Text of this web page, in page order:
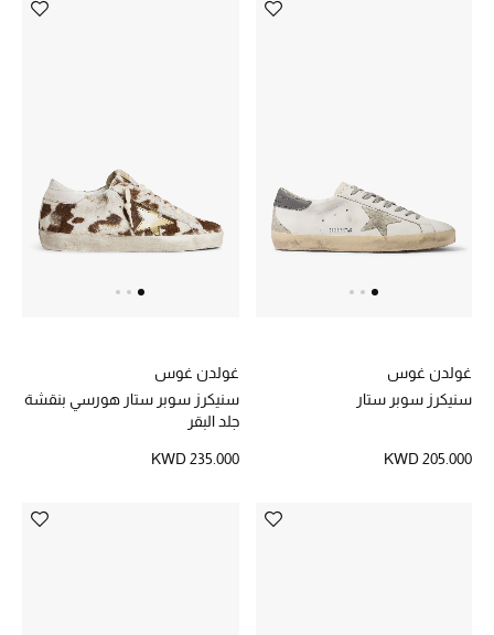
غولدن غوس
سنيكرز سوبر ستار
KWD 205.000
غولدن غوس
سنيكرز سوبر ستار هورسي بنقشة
جلد البقر
KWD 235.000